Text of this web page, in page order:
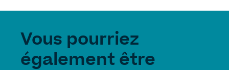
Vous pourriez
également être